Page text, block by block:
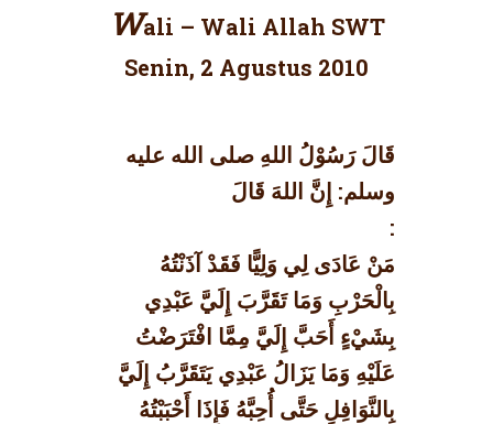
Wali – Wali Allah SWT
Senin, 2 Agustus 2010
قَالَ رَسُوْلُ اللهِ صلى الله عليه
وسلم: إِنَّ اللهَ قَالَ
:
مَنْ عَادَى لِي وَلِيًّا فَقَدْ آذَنْتُهُ
بِالْحَرْبِ وَمَا تَقَرَّبَ إِلَيَّ عَبْدِي
بِشَيْءٍ أَحَبَّ إِلَيَّ مِمَّا افْتَرَضْتُ
عَلَيْهِ وَمَا يَزَالُ عَبْدِي يَتَقَرَّبُ إِلَيَّ
بِالنَّوَافِلِ حَتَّى أُحِبَّهُ فَإِذَا أَحْبَبْتُهُ